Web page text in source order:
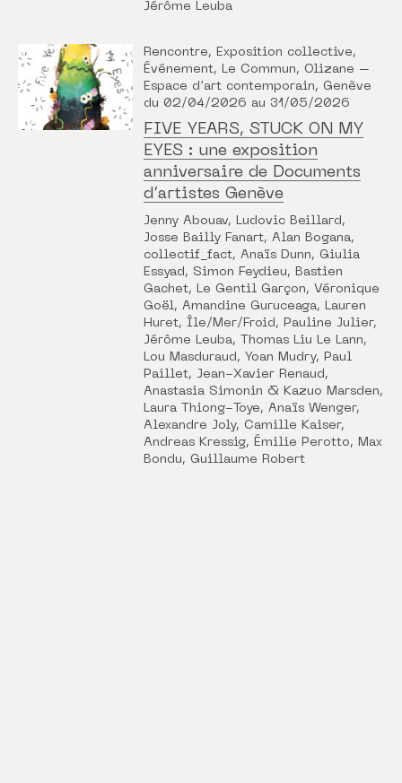
Jérôme Leuba
Rencontre, Exposition collective,
Événement, Le Commun, Olizane –
Espace d’art contemporain, Genève
du 02/04/2026 au 31/05/2026
FIVE YEARS, STUCK ON MY
EYES : une exposition
anniversaire de Documents
d’artistes Genève
Jenny Abouav, Ludovic Beillard,
Josse Bailly Fanart, Alan Bogana,
collectif_fact, Anaïs Dunn, Giulia
Essyad, Simon Feydieu, Bastien
Gachet, Le Gentil Garçon, Véronique
Goël, Amandine Guruceaga, Lauren
Huret, Île/Mer/Froid, Pauline Julier,
Jérôme Leuba, Thomas Liu Le Lann,
Lou Masduraud, Yoan Mudry, Paul
Paillet, Jean-Xavier Renaud,
Anastasia Simonin & Kazuo Marsden,
Laura Thiong-Toye, Anaïs Wenger,
Alexandre Joly, Camille Kaiser,
Andreas Kressig, Émilie Perotto, Max
Bondu, Guillaume Robert